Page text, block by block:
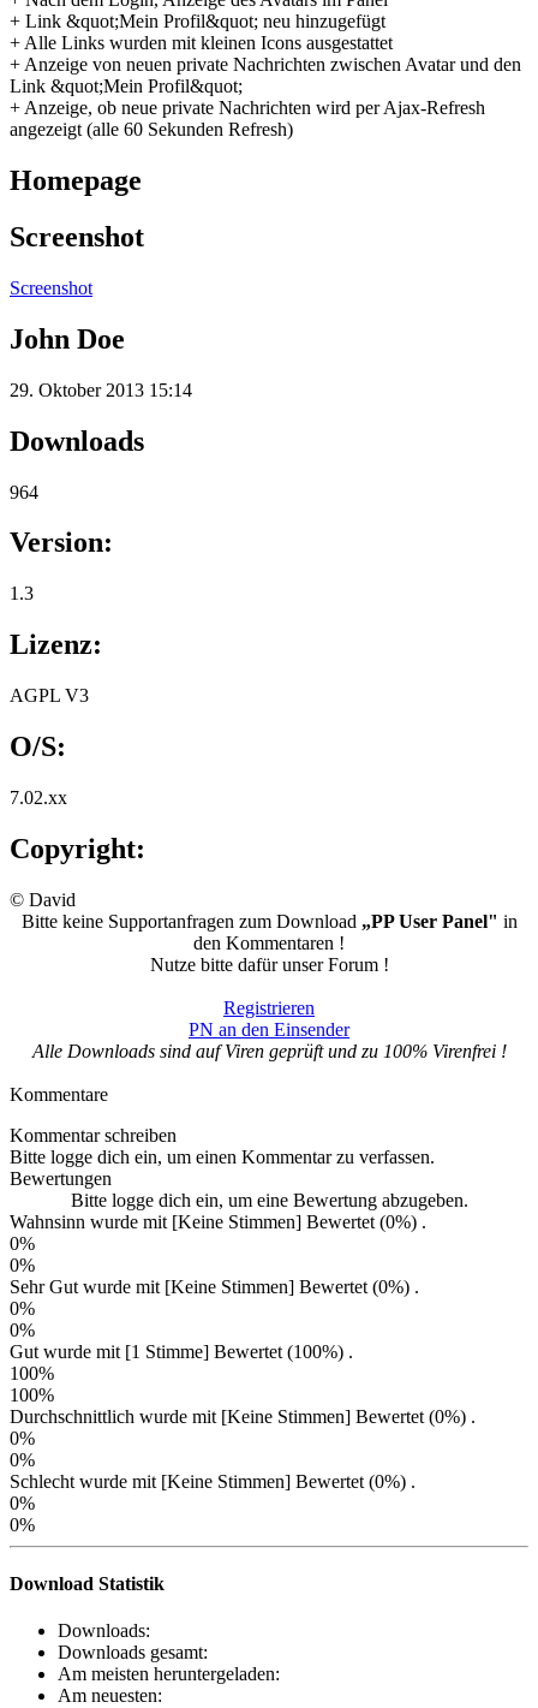
+ Link &quot;Mein Profil&quot; neu hinzugefügt
+ Alle Links wurden mit kleinen Icons ausgestattet
+ Anzeige von neuen private Nachrichten zwischen Avatar und den
Link &quot;Mein Profil&quot;
+ Anzeige, ob neue private Nachrichten wird per Ajax-Refresh
angezeigt (alle 60 Sekunden Refresh)
Homepage
Screenshot
Screenshot
John Doe
29. Oktober 2013 15:14
Downloads
964
Version:
1.3
Lizenz:
AGPL V3
O/S:
7.02.xx
Copyright:
© David
Bitte keine Supportanfragen zum Download „PP User Panel" in
den Kommentaren !
Nutze bitte dafür unser Forum !
Registrieren
PN an den Einsender
Alle Downloads sind auf Viren geprüft und zu 100% Virenfrei !
Kommentare
Kommentar schreiben
Bitte logge dich ein, um einen Kommentar zu verfassen.
Bewertungen
Bitte logge dich ein, um eine Bewertung abzugeben.
Wahnsinn wurde mit [Keine Stimmen] Bewertet (0%) .
0%
0%
Sehr Gut wurde mit [Keine Stimmen] Bewertet (0%) .
0%
0%
Gut wurde mit [1 Stimme] Bewertet (100%) .
100%
100%
Durchschnittlich wurde mit [Keine Stimmen] Bewertet (0%) .
0%
0%
Schlecht wurde mit [Keine Stimmen] Bewertet (0%) .
0%
0%
Download Statistik
Downloads:
Downloads gesamt:
Am meisten heruntergeladen:
Am neuesten: